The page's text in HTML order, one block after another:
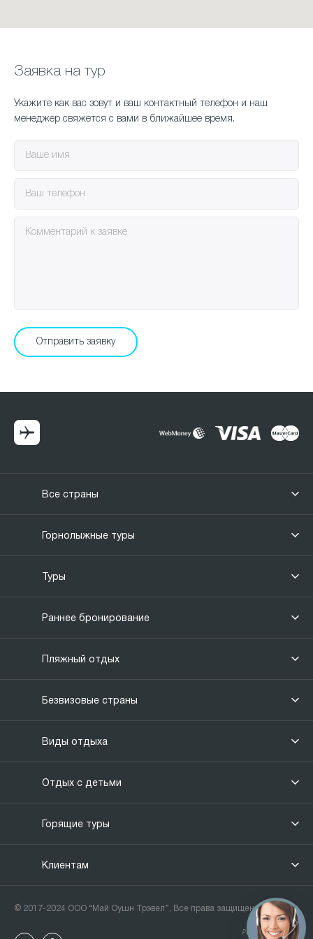
Заявка на тур
Укажите как вас зовут и ваш контактный телефон и наш
менеджер свяжется с вами в ближайшее время.
Все страны
Горнолыжные туры
Туры
Раннее бронирование
Пляжный отдых
Безвизовые страны
Виды отдыха
Отдых с детьми
Горящие туры
Клиентам
© 2017-2024 ООО “Май Оушн Трэвел”, Все права защищены.